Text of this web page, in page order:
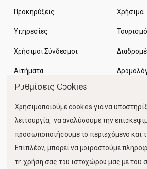
Προκηρύξεις
Υπηρεσίες
Χρήσιμοι Σύνδεσμοι
Αιτήματα
Χρήσιμα
Κίνηση
Ρυθμίσεις Cookies
Χρησιμοποιούμε cookies για να
λειτουργία, να αναλύσουμε την
προσωποποιήσουμε το περιεχόμενο και
Επιπλέον, μπορεί να μοιραστούμε
τη χρήση σας του ιστοχώρου μας με του